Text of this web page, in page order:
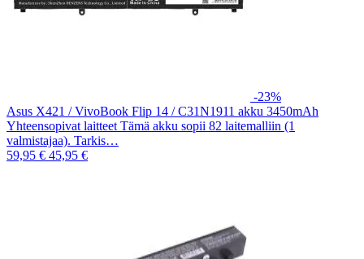
-23%
Asus X421 / VivoBook Flip 14 / C31N1911 akku 3450mAh
Yhteensopivat laitteet Tämä akku sopii 82 laitemalliin (1
valmistajaa). Tarkis…
59,95 € 45,95 €